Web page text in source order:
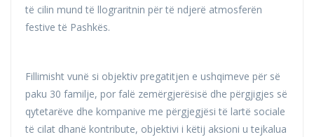
të cilin mund të llograritnin për të ndjerë atmosferën
festive të Pashkës.
Fillimisht vunë si objektiv pregatitjen e ushqimeve për së
paku 30 familje, por falë zemërgjerësisë dhe përgjigjes së
qytetarëve dhe kompanive me përgjegjësi të lartë sociale
të cilat dhanë kontribute, objektivi i këtij aksioni u tejkalua